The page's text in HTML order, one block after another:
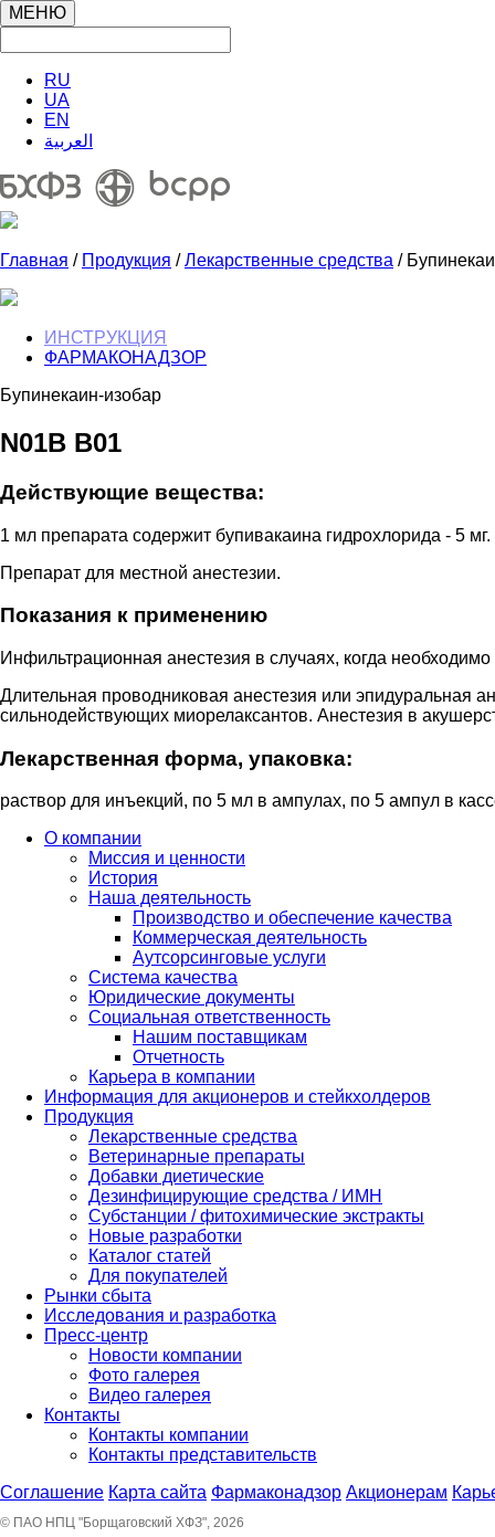
МЕНЮ
RU
UA
EN
العربية
Главная / Продукция /Лекарственные средства /
ИНСТРУКЦИЯ
ФАРМАКОНАДЗОР
Бупинекаин-изобар
N01B В01
Дейcтвующиe вeщecтва:
1 мл пpепapaтa сoдеpжит бyпивaкaинa гидpoхлopидa - 5 мг.
Препарат для местной анестезии.
Показания к применению
Инфильтрационная анестезия в случаях, когда
Длительная проводниковая анестезия или эпидуральная
сильнодействующих миорелаксантов. Анестезия в
Лекарственная форма, упаковка:
раствор для инъекций, по 5 мл в ампулах, по 5 ампул в
О компании
Миссия и ценности
История
Наша деятельность
Производство и обеспечение качества
Коммерческая деятельность
Аутсорсинговые услуги
Система качества
Юридические документы
Социальная ответственность
Нашим поставщикам
Отчетность
Карьера в компании
Информация для акционеров и стейкхолдеров
Продукция
Лекарственные средства
Ветеринарные препараты
Добавки диетические
Дезинфицирующие средства / ИМН
Субстанции / фитохимические экстракты
Новые разработки
Каталог статей
Для покупателей
Рынки сбыта
Исследования и разработка
Пресс-центр
Новости компании
Фото галерея
Видео галерея
Контакты
Контакты компании
Контакты представительств
Соглашение Карта сайта Фармаконадзор Акционерам
© ПАО НПЦ "Борщаговский ХФЗ", 2026